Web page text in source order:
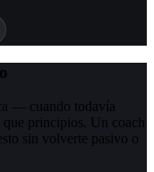
— cuando todavía
principios. Un coach
sin volverte pasivo o